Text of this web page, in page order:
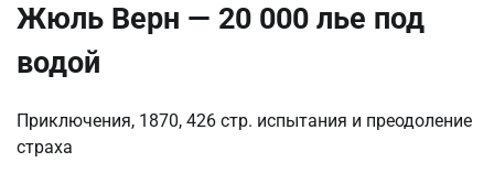
Жюль Верн — 20 000 лье под
водой
Приключения, 1870, 426 стр. испытания и преодоление
страха